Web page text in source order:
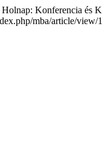
Konferencia és
mba/article/view/